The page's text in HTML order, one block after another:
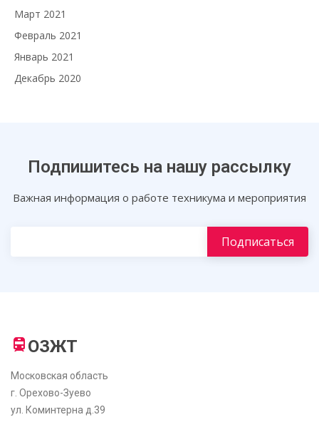
Март 2021
Февраль 2021
Январь 2021
Декабрь 2020
Подпишитесь на нашу рассылку
Важная информация о работе техникума и мероприятия
ОЗЖТ
Московская область
г. Орехово-Зуево
ул. Коминтерна д.39